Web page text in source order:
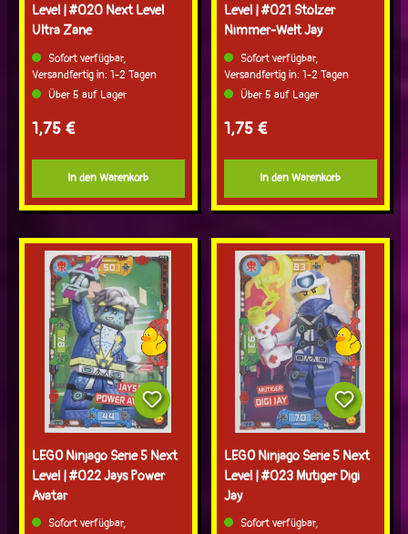
Level | #020 Next Level
Ultra Zane
Sofort verfügbar,
Versandfertig in: 1-2 Tagen
Über 5 auf Lager
Regulärer Preis:
1,75 €
In den Warenkorb
Level | #021 Stolzer
Nimmer-Welt Jay
Sofort verfügbar,
Versandfertig in: 1-2 Tagen
Über 5 auf Lager
Regulärer Preis:
1,75 €
In den Warenkorb
LEGO Ninjago Serie 5 Next
Level | #022 Jays Power
Avatar
Sofort verfügbar,
LEGO Ninjago Serie 5 Next
Level | #023 Mutiger Digi
Jay
Sofort verfügbar,